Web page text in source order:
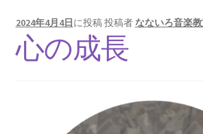
2024年4月4日に投稿投稿者 なないろ音楽
心の成長